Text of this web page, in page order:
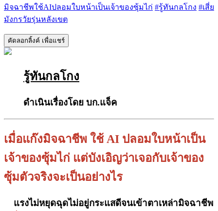
มิจฉาชีพใช้AIปลอมใบหน้าเป็นเจ้าของซุ้มไก่ #รู้ทันกลโกง #เสี่ย
มังกรวัยรุ่นหลังเขต
คัดลอกลิ้งค์ เพื่อแชร์
รู้ทันกลโกง
ดำเนินเรื่องโดย บก.แจ็ค
เมื่อแก๊งมิจฉาชีพ ใช้ AI ปลอมใบหน้าเป็น
เจ้าของซุ้มไก่ แต่บังเอิญว่าเจอกับเจ้าของ
ซุ้มตัวจริงจะเป็นอย่างไร
แรงไม่หยุดฉุดไม่อยู่กระแสดีจนเข้าตาเหล่ามิจฉาชีพ